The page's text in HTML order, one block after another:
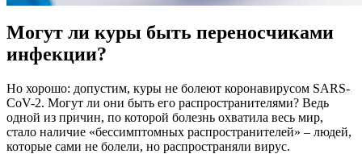
Могут ли куры быть переносчиками
инфекции?
Но хорошо: допустим, куры не болеют коронавирусом SARS-
CoV-2. Могут ли они быть его распространителями? Ведь
одной из причин, по которой болезнь охватила весь мир,
стало наличие «бессимптомных распространителей» – людей,
которые сами не болели, но распространяли вирус.